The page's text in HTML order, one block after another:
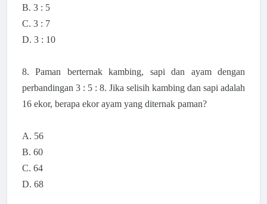
B. 3 : 5
C. 3 : 7
D. 3 : 10
8. Paman berternak kambing, sapi dan ayam dengan
perbandingan 3 : 5 : 8. Jika selisih kambing dan sapi adalah
16 ekor, berapa ekor ayam yang diternak paman?
A. 56
B. 60
C. 64
D. 68